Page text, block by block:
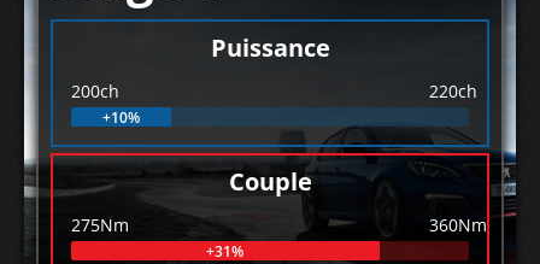
Puissance
200ch 220ch
+10%
Couple
275Nm 360Nm
+31%